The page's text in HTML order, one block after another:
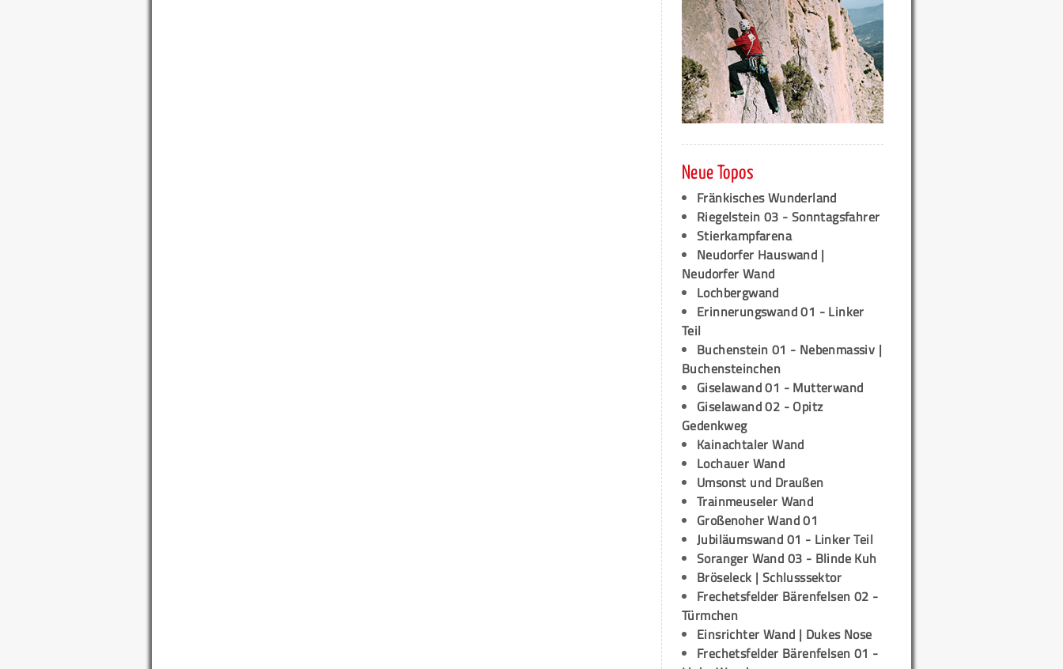
Neue Topos
Fränkisches Wunderland
Riegelstein 03 - Sonntagsfahrer
Stierkampfarena
Neudorfer Hauswand |
Neudorfer Wand
Lochbergwand
Erinnerungswand 01 - Linker
Teil
Buchenstein 01 - Nebenmassiv |
Buchensteinchen
Giselawand 01 - Mutterwand
Giselawand 02 - Opitz
Gedenkweg
Kainachtaler Wand
Lochauer Wand
Umsonst und Draußen
Trainmeuseler Wand
Großenoher Wand 01
Jubiläumswand 01 - Linker Teil
Soranger Wand 03 - Blinde Kuh
Bröseleck | Schlusssektor
Frechetsfelder Bärenfelsen 02 -
Türmchen
Einsrichter Wand | Dukes Nose
Frechetsfelder Bärenfelsen 01 -